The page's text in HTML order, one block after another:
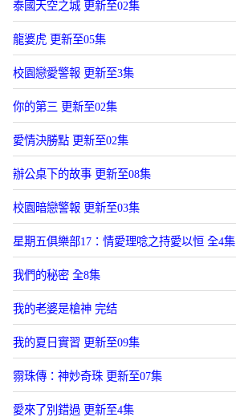
泰國天空之城 更新至02集
龍婆虎 更新至05集
校園戀愛警報 更新至3集
你的第三 更新至02集
愛情決勝點 更新至02集
辦公桌下的故事 更新至08集
校園暗戀警報 更新至03集
星期五俱樂部17：情愛理唸之持愛以恒 全4集
我們的秘密 全8集
我的老婆是槍神 完结
我的夏日實習 更新至09集
霛珠傳：神妙奇珠 更新至07集
愛來了別錯過 更新至4集